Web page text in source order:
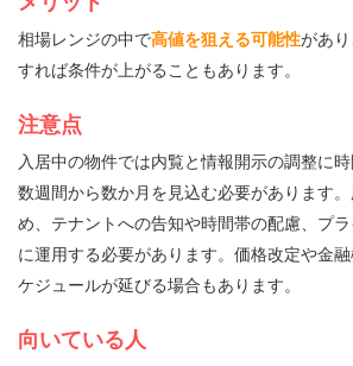
相場レンジの中で高値を狙える可能性があ
すれば条件が上がることもあります。
注意点
入居中の物件では内覧と情報開示の調整に
数週間から数か月を見込む必要があります
め、テナントへの告知や時間帯の配慮、プ
に運用する必要があります。価格改定や金
ケジュールが延びる場合もあります。
向いている人